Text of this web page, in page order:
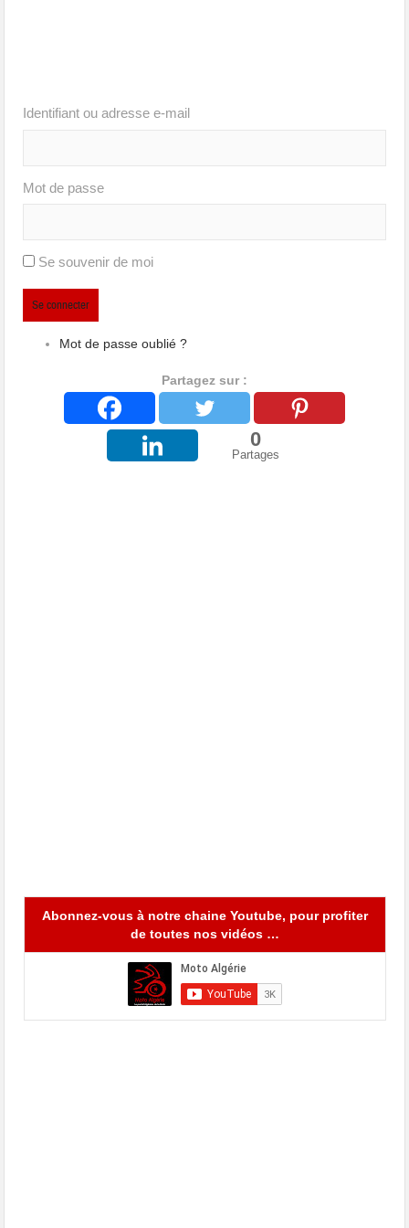
Identifiant ou adresse e-mail
Mot de passe
Se souvenir de moi
Se connecter
Mot de passe oublié ?
Partagez sur :
0
Partages
Abonnez-vous à notre chaine Youtube, pour profiter
de toutes nos vidéos …